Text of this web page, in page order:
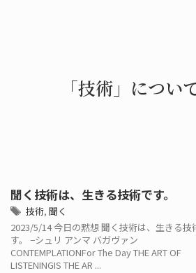
「技術」につい
聞く技術は、生きる技術です。
技術, 聞く
2023/5/14 今日の黙想 聞く技術は、生きる技
す。 −シュリ アンマ バガヴァン
CONTEMPLATIONFor The Day THE ART OF
LISTENINGIS THE AR ...